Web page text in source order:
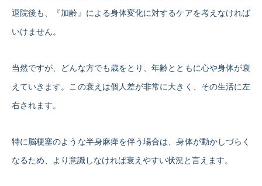
退院後も、『加齢』による身体変化に対するケアを考えなければ
いけません。
当然ですが、どんな方でも歳をとり、年齢とともに心や身体が衰
えていきます。この衰えは個人差が非常に大きく、その生活に左
右されます。
特に脳梗塞のような半身麻痺を伴う場合は、身体が動かしづらく
なるため、より意識しなければ衰えやすい状況と言えます。